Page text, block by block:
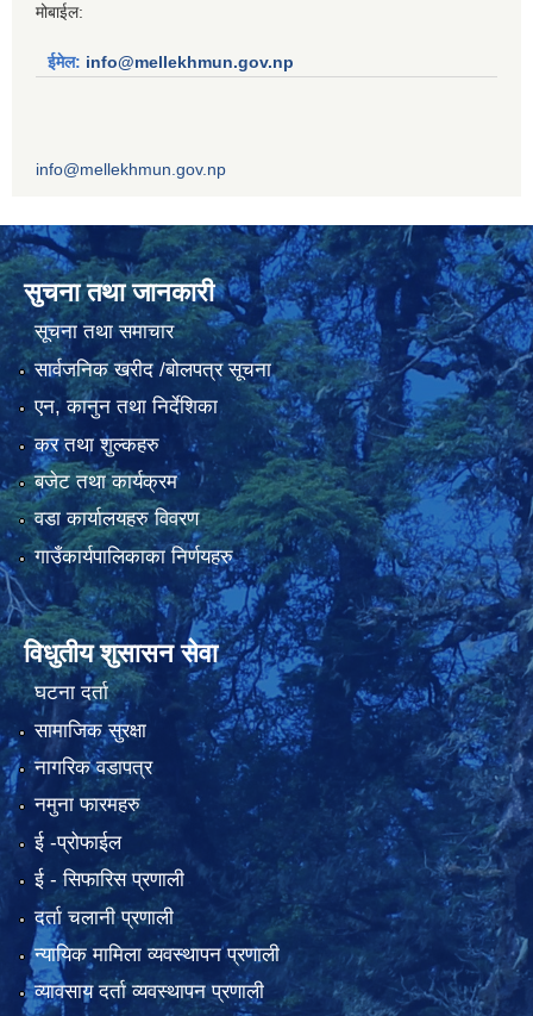
मोबाईल:
ईमेल: info@mellekhmun.gov.np
info@mellekhmun.gov.np
सुचना तथा जानकारी
सूचना तथा समाचार
सार्वजनिक खरीद /बोलपत्र सूचना
एन, कानुन तथा निर्देशिका
कर तथा शुल्कहरु
बजेट तथा कार्यक्रम
वडा कार्यालयहरु विवरण
गाउँकार्यपालिकाका निर्णयहरु
विधुतीय शुसासन सेवा
घटना दर्ता
सामाजिक सुरक्षा
नागरिक वडापत्र
नमुना फारमहरु
ई -प्रोफाईल
ई‍ - सिफारिस प्रणाली
दर्ता चलानी प्रणाली
न्यायिक मामिला व्यवस्थापन प्रणाली
व्यावसाय दर्ता व्यवस्थापन प्रणाली